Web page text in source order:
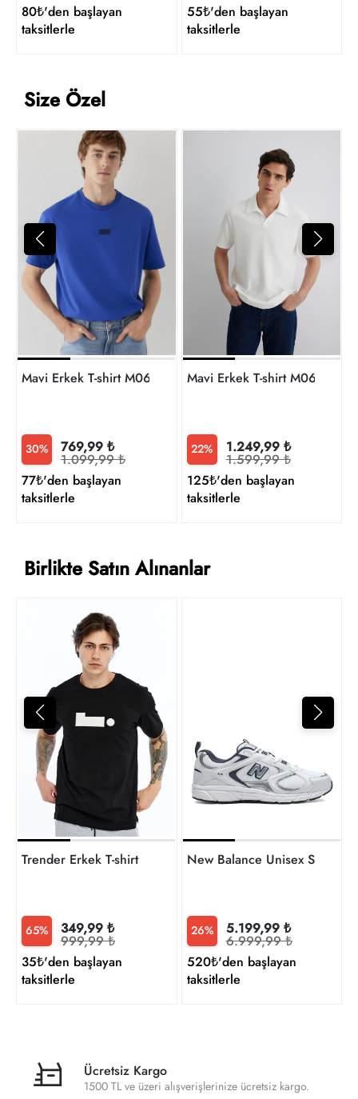
80₺'den başlayan
taksitlerle
55₺'den başlayan
taksitlerle
Size Özel
Mavi Erkek T-shirt M0613349-70896
30% 769,99 ₺
1.099,99 ₺
77₺'den başlayan
taksitlerle
Mavi Erkek T-shirt
22% 1.249,99 ₺
1.599,99 ₺
125₺'den başlayan
taksitlerle
Birlikte Satın Alınanlar
Trender Erkek T-shirt
65% 349,99 ₺
999,99 ₺
35₺'den başlayan
taksitlerle
New Balance Unisex Sneaker
26% 5.199,99 ₺
6.999,99 ₺
520₺'den başlayan
taksitlerle
Ücretsiz Kargo
1500 TL ve üzeri alışverişlerinize ücretsiz kargo.